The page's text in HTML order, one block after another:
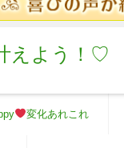
えよう！♡
変化あれこれ